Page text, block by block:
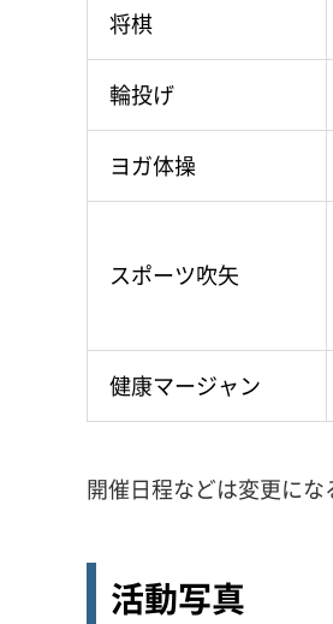
将棋
輪投げ
ヨガ体操
スポーツ吹矢
健康マージャン
開催日程などは変更にな
活動写真